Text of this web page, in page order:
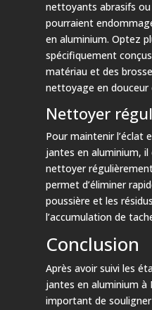
nettoyants abrasifs ou
pourraient
en aluminium. Optez
spécifiquement
matériau et des
nettoyage en douceur
Nettoyer
Pour maintenir l’éclat
jantes en aluminium,
nettoyer
permet d’éliminer
poussière et les
l’accumulation de
Conclusion
Après avoir suivi les
jantes en aluminium
important de souligner